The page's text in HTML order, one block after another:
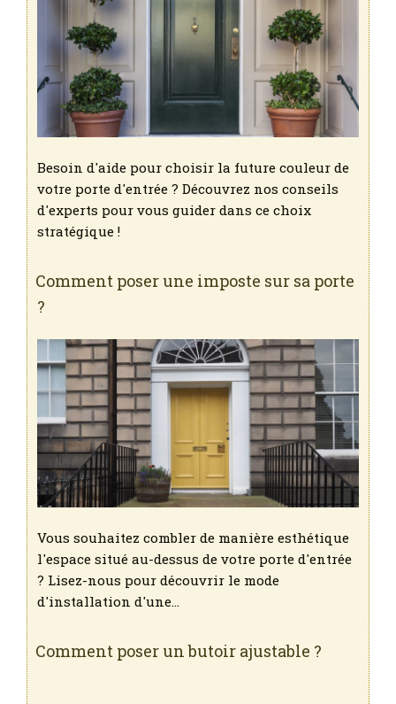
Besoin d'aide pour choisir la future couleur de
votre porte d'entrée ? Découvrez nos conseils
d'experts pour vous guider dans ce choix
stratégique !
Comment poser une imposte sur sa porte
?
Vous souhaitez combler de manière esthétique
l'espace situé au-dessus de votre porte d'entrée
? Lisez-nous pour découvrir le mode
d'installation d'une…
Comment poser un butoir ajustable ?